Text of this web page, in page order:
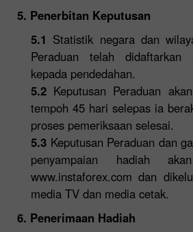
5. Penerbitan Keputusan
5.1 Statistik negara dan
Peraduan telah didaftarkan
kepada pendedahan.
5.2 Keputusan Peraduan
tempoh 45 hari selepas ia
proses pemeriksaan selesai.
5.3 Keputusan Peraduan dan
penyampaian hadiah
www.instaforex.com dan
media TV dan media cetak.
6. Penerimaan Hadiah